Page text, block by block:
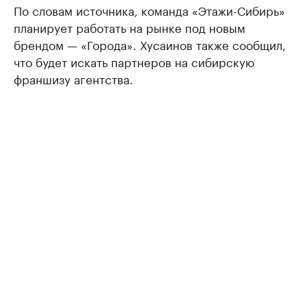
По словам источника, команда «Этажи-Сибирь»
планирует работать на рынке под новым
брендом — «Города». Хусаинов также сообщил,
что будет искать партнеров на сибирскую
франшизу агентства.